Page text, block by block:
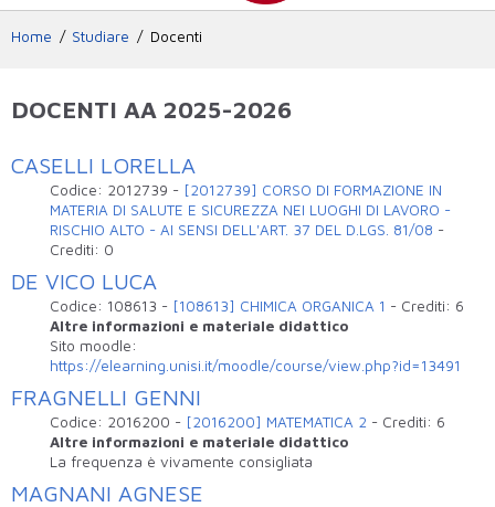
Home Studiare Docenti
DOCENTI AA 2025-2026
CASELLI LORELLA
Codice: 2012739 - [2012739] CORSO DI FORMAZIONE IN
MATERIA DI SALUTE E SICUREZZA NEI LUOGHI DI LAVORO -
RISCHIO ALTO - AI SENSI DELL'ART. 37 DEL D.LGS. 81/08 -
Crediti: 0
DE VICO LUCA
Codice: 108613 - [108613] CHIMICA ORGANICA 1 - Crediti: 6
Altre informazioni e materiale didattico
Sito moodle:
https://elearning.unisi.it/moodle/course/view.php?id=13491
FRAGNELLI GENNI
Codice: 2016200 - [2016200] MATEMATICA 2 - Crediti: 6
Altre informazioni e materiale didattico
La frequenza è vivamente consigliata
MAGNANI AGNESE